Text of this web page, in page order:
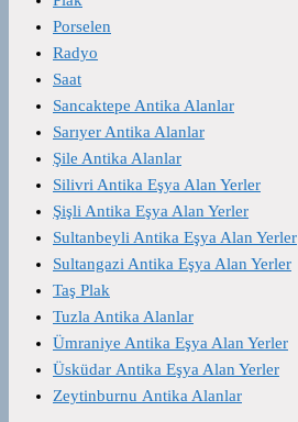
Porselen
Radyo
Saat
Sancaktepe Antika Alanlar
Sarıyer Antika Alanlar
Şile Antika Alanlar
Silivri Antika Eşya Alan Yerler
Şişli Antika Eşya Alan Yerler
Sultanbeyli Antika Eşya Alan Yerler
Sultangazi Antika Eşya Alan Yerler
Taş Plak
Tuzla Antika Alanlar
Ümraniye Antika Eşya Alan Yerler
Üsküdar Antika Eşya Alan Yerler
Zeytinburnu Antika Alanlar